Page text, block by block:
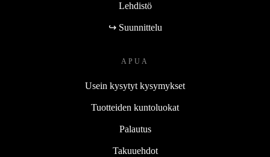
Lehdistö
↪ Suunnittelu
APUA
Usein kysytyt kysymykset
Tuotteiden kuntoluokat
Palautus
Takuuehdot